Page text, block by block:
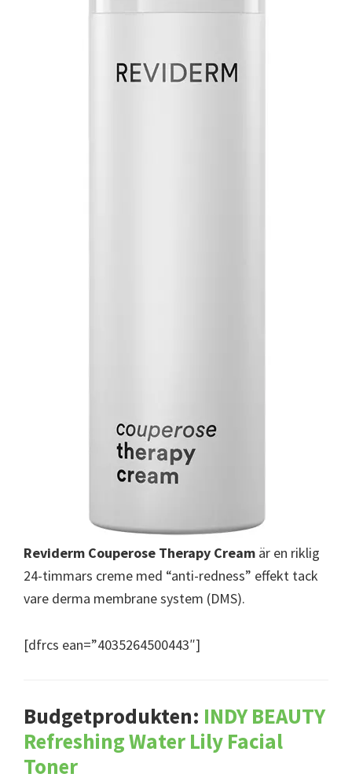
Reviderm Couperose Therapy Cream är en riklig
24-timmars creme med “anti-redness” effekt tack
vare derma membrane system (DMS).
[dfrcs ean=”4035264500443″]
Budgetprodukten: INDY BEAUTY
Refreshing Water Lily Facial
Toner